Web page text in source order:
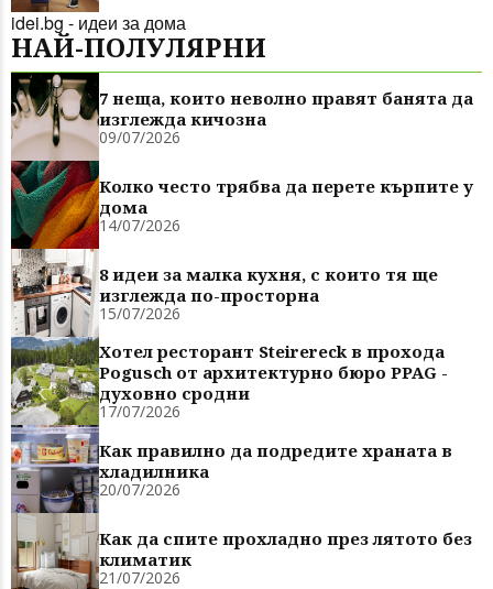
idei.bg - идеи за дома
НАЙ-ПОЛУЛЯРНИ
7 неща, които неволно правят банята да
изглежда кичозна
09/07/2026
Колко често трябва да перете кърпите у
дома
14/07/2026
8 идеи за малка кухня, с които тя ще
изглежда по-просторна
15/07/2026
Хотел ресторант Steirereck в прохода
Pogusch от архитектурно бюро PPAG -
духовно сродни
17/07/2026
Как правилно да подредите храната в
хладилника
20/07/2026
Как да спите прохладно през лятото без
климатик
21/07/2026